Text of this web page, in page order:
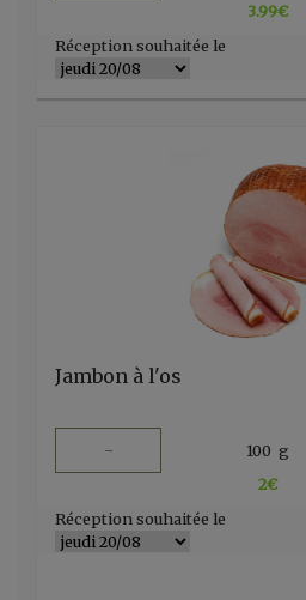
3.99€
Réception souhaitée le
Jambon à l'os
- 100 g
2€
Réception souhaitée le